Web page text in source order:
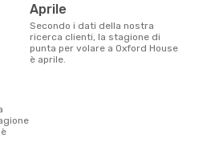
aprile
Secondo i dati della nostra
ricerca clienti, la stagione di
punta per volare a Oxford House
è aprile.